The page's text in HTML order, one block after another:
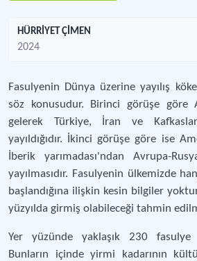
HÜRRİYET ÇİMEN
2024
Fasulyenin Dünya üzerine yayılış
söz konusudur. Birinci görüşe göre
gelerek Türkiye, İran ve
yayıldığıdır. İkinci görüşe göre ise
İberik yarımadası'ndan Avrupa-
yayılmasıdır. Fasulyenin ülkemizde
başlandığına ilişkin kesin bilgiler
yüzyılda girmiş olabileceği tahmin
Yer yüzünde yaklaşık 230 fasulye
Bunların içinde yirmi kadarının